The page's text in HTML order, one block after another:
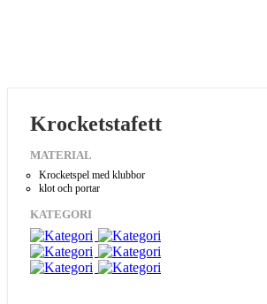
Krocketstafett
MATERIAL
Krocketspel med klubbor
klot och portar
KATEGORI